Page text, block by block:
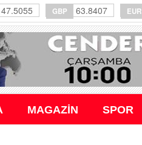
47.5055 GBP 63.8407 EUR
MAGAZİN SPOR